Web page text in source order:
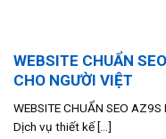
WEBSITE CHUẨN
CHO NGƯỜI VIỆT
WEBSITE CHUẨN SEO
Dịch vụ thiết kế [...]